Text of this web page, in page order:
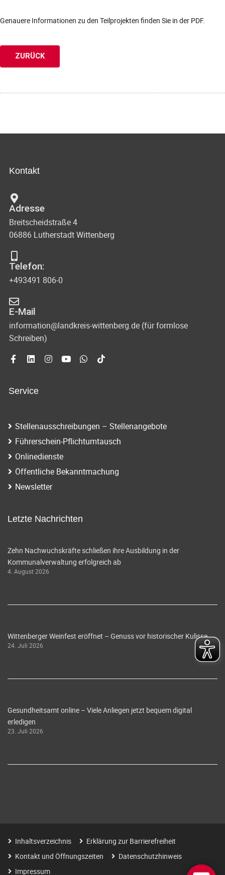
Genauere Informationen zu den Teilprojekten finden Sie in der PDF.
ZURÜCK
Kontakt
Adresse
Breitscheidstraße 4
06886 Lutherstadt Wittenberg
Telefon:
+493491 806-0
E-Mail
information@landkreis-wittenberg.de (für formlose
Schreiben)
Service
Stellenausschreibungen – Stellenangebote
Führerschein-Pflichtumtausch
Onlinedienste
Öffentliche Bekanntmachung
Newsletter
Letzte Nachrichten
Zehn Nachwuchskräfte schließen ihre Ausbildung in der
Kommunalverwaltung erfolgreich ab
4. August 2026
Wittenberger Weinfest eröffnet – Genuss vor historischer Kulisse
24. Juli 2026
Gesundheitsamt online – Viele Anliegen jetzt bequem digital
erledigen
23. Juli 2026
Inhaltsverzeichnis
Erklärung zur Barrierefreiheit
Kontakt und Öffnungszeiten
Datenschutzhinweis
Impressum